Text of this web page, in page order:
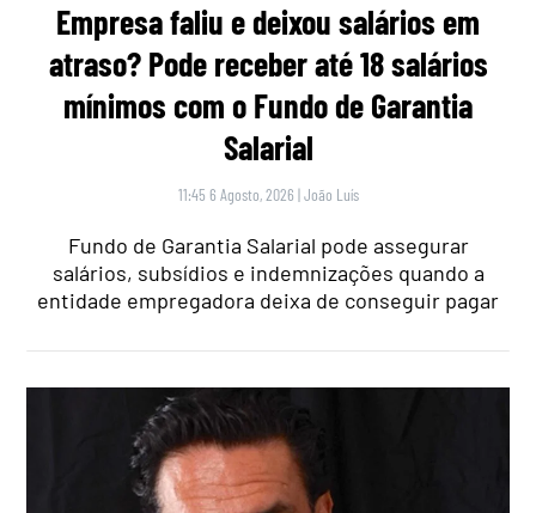
Empresa faliu e deixou salários em
atraso? Pode receber até 18 salários
mínimos com o Fundo de Garantia
Salarial
11:45 6 Agosto, 2026 |João Luís
Fundo de Garantia Salarial pode assegurar
salários, subsídios e indemnizações quando a
entidade empregadora deixa de conseguir pagar